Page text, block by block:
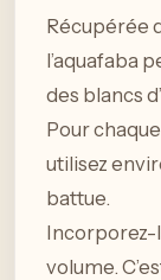
Récupérée
l’aquafaba
des blancs
Pour
utilisez
battue.
Incorporez-
volume.